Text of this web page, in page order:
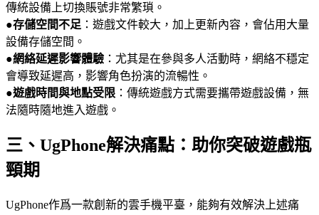
傳統設備上切換賬號非常繁瑣。
●存儲空間不足 ：遊戲文件較大，加上更新內容，會佔用大量
設備存儲空間。
●網絡延遲影響體驗 ：尤其是在參與多人活動時，網絡不穩定
會導致延遲高，影響角色扮演的流暢性。
●遊戲時間與地點受限 ：傳統遊戲方式需要攜帶遊戲設備，無
法隨時隨地進入遊戲。
三、UgPhone解決痛點：助你突破遊戲瓶
頸期
UgPhone作爲一款創新的雲手機平臺，能夠有效解決上述痛